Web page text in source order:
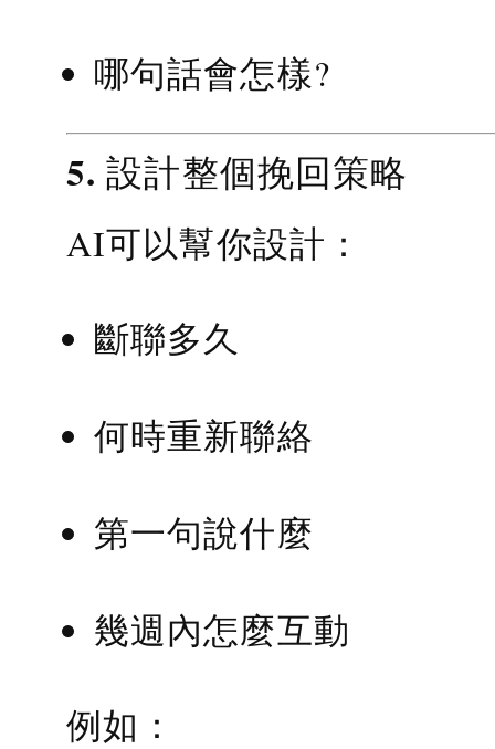
哪句話會怎樣?
5. 設計整個挽回策略
AI可以幫你設計：
斷聯多久
何時重新聯絡
第一句說什麼
幾週內怎麼互動
例如：